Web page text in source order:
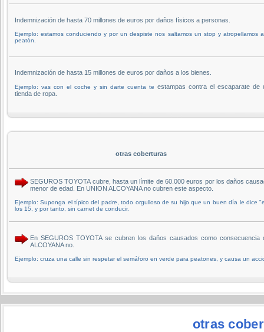
Indemnización de hasta 70 millones de euros por daños físicos a personas.
Ejemplo: estamos conduciendo y por un despiste nos saltamos un stop y atropellamos
peatón.
Indemnización de hasta 15 millones de euros por daños a los bienes.
Ejemplo: vas con el coche y sin darte cuenta te estampas contra el escaparate de
tienda de ropa.
otras coberturas
SEGUROS TOYOTA cubre, hasta un límite de 60.000 euros por los daños
menor de edad. En UNION ALCOYANA no cubren este aspecto.
Ejemplo: Suponga el típico del padre, todo orgulloso de su hijo que un buen día le dice
los 15, y por tanto, sin carnet de conducir.
En SEGUROS TOYOTA se cubren los daños causados como
ALCOYANA no.
Ejemplo: cruza una calle sin respetar el semáforo en verde para peatones, y causa un
otras